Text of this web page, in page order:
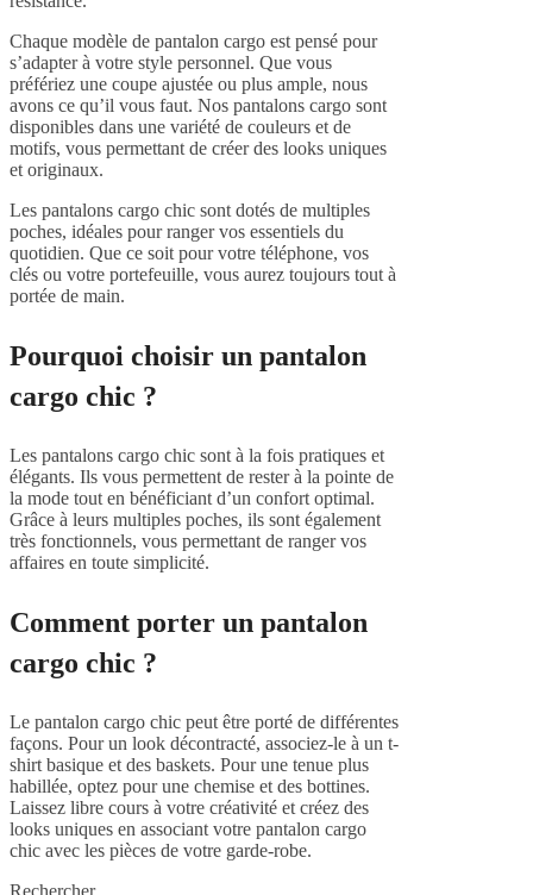
Chaque modèle de pantalon cargo est pensé pour
s’adapter à votre style personnel. Que vous
préfériez une coupe ajustée ou plus ample, nous
avons ce qu’il vous faut. Nos pantalons cargo sont
disponibles dans une variété de couleurs et de
motifs, vous permettant de créer des looks uniques
et originaux.
Les pantalons cargo chic sont dotés de multiples
poches, idéales pour ranger vos essentiels du
quotidien. Que ce soit pour votre téléphone, vos
clés ou votre portefeuille, vous aurez toujours tout à
portée de main.
Pourquoi choisir un pantalon
cargo chic ?
Les pantalons cargo chic sont à la fois pratiques et
élégants. Ils vous permettent de rester à la pointe de
la mode tout en bénéficiant d’un confort optimal.
Grâce à leurs multiples poches, ils sont également
très fonctionnels, vous permettant de ranger vos
affaires en toute simplicité.
Comment porter un pantalon
cargo chic ?
Le pantalon cargo chic peut être porté de différentes
façons. Pour un look décontracté, associez-le à un t-
shirt basique et des baskets. Pour une tenue plus
habillée, optez pour une chemise et des bottines.
Laissez libre cours à votre créativité et créez des
looks uniques en associant votre pantalon cargo
chic avec les pièces de votre garde-robe.
Rechercher